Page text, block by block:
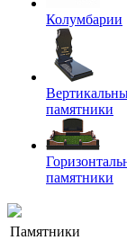
Колумбарии
памятники
памятники
Памятники